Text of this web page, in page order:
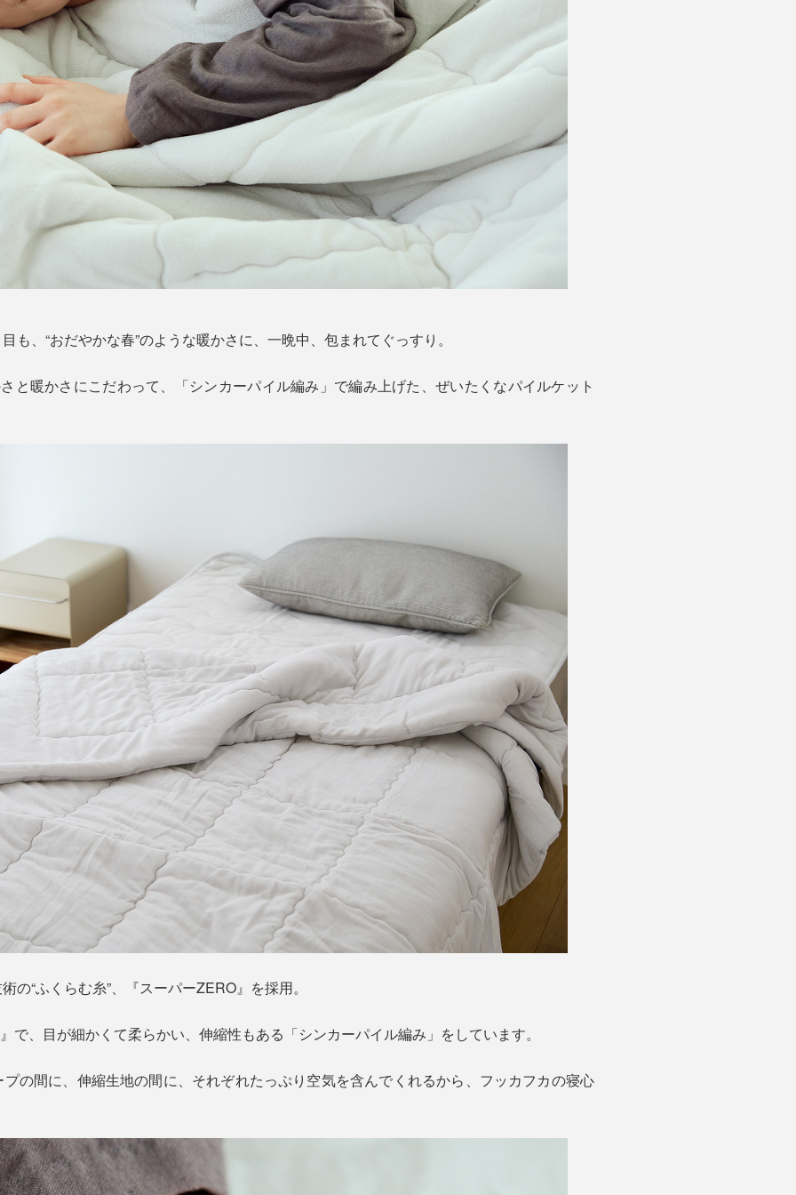
も、“おだやかな春”のような暖かさに、一晩中、包まれてぐっすり。
と暖かさにこだわって、「シンカーパイル編み」で編み上げた、ぜいたくなパイルケット
の“ふくらむ糸”、『スーパーZERO』を採用。
で、目が細かくて柔らかい、伸縮性もある「シンカーパイル編み」をしています。
の間に、伸縮生地の間に、それぞれたっぷり空気を含んでくれるから、フッカフカの寝心